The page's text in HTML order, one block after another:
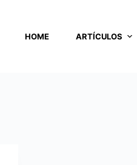
HOME ARTÍCULOS